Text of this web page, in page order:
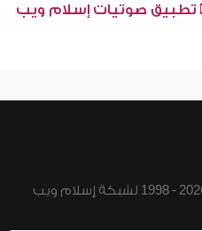
تطبيق صوتيات إسلام ويب